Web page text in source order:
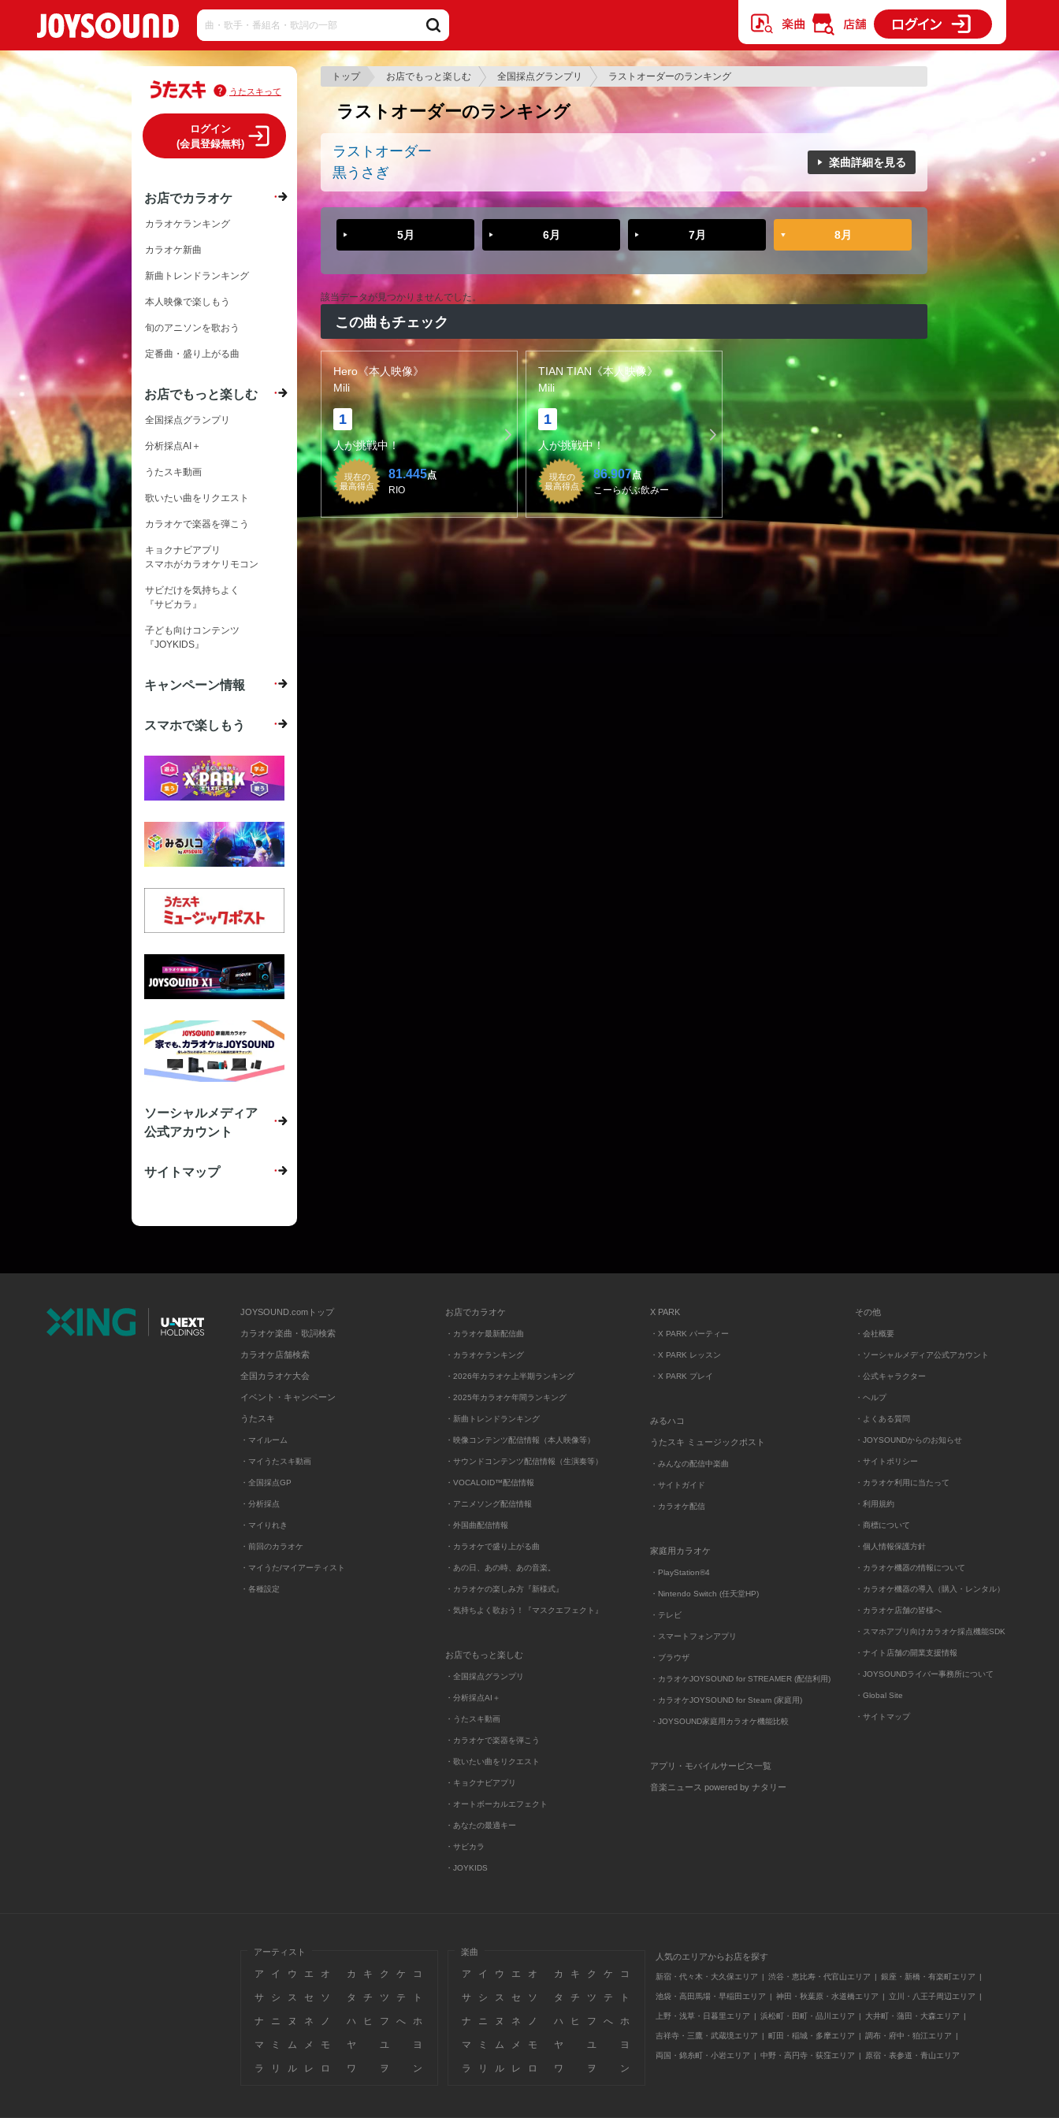
トップ お店でもっと楽しむ 全国採点グランプリ ラストオーダーのランキング
ラストオーダーのランキング
ラストオーダー
黒うさぎ
楽曲詳細を見る
5月 6月 7月 8月
該当データが見つかりませんでした。
この曲もチェック
Hero《本人映像》
Mili
1
人が挑戦中！
現在の
最高得点
81.445点
RIO
TIAN TIAN《本人映像》
Mili
1
人が挑戦中！
現在の
最高得点
86.907点
こーらがぶ飲みー
うたスキって
ログイン
(会員登録無料)
お店でカラオケ
カラオケランキング
カラオケ新曲
新曲トレンドランキング
本人映像で楽しもう
旬のアニソンを歌おう
定番曲・盛り上がる曲
お店でもっと楽しむ
全国採点グランプリ
分析採点AI＋
うたスキ動画
歌いたい曲をリクエスト
カラオケで楽器を弾こう
キョクナビアプリ
スマホがカラオケリモコン
サビだけを気持ちよく
『サビカラ』
子ども向けコンテンツ
『JOYKIDS』
キャンペーン情報
スマホで楽しもう
ソーシャルメディア
公式アカウント
サイトマップ
JOYSOUND.comトップ
カラオケ楽曲・歌詞検索
カラオケ店舗検索
全国カラオケ大会
イベント・キャンペーン
うたスキ
・マイルーム
・マイうたスキ動画
・全国採点GP
・分析採点
・マイりれき
・前回のカラオケ
・マイうた/マイアーティスト
・各種設定
お店でカラオケ
・カラオケ最新配信曲
・カラオケランキング
・2026年カラオケ上半期ランキング
・2025年カラオケ年間ランキング
・新曲トレンドランキング
・映像コンテンツ配信情報（本人映像等）
・サウンドコンテンツ配信情報（生演奏等）
・VOCALOID™配信情報
・アニメソング配信情報
・外国曲配信情報
・カラオケで盛り上がる曲
・あの日、あの時、あの音楽。
・カラオケの楽しみ方『新様式』
・気持ちよく歌おう！『マスクエフェクト』
お店でもっと楽しむ
・全国採点グランプリ
・分析採点AI＋
・うたスキ動画
・カラオケで楽器を弾こう
・歌いたい曲をリクエスト
・キョクナビアプリ
・オートボーカルエフェクト
・あなたの最適キー
・サビカラ
・JOYKIDS
X PARK
・X PARK パーティー
・X PARK レッスン
・X PARK プレイ
みるハコ
うたスキ ミュージックポスト
・みんなの配信中楽曲
・サイトガイド
・カラオケ配信
家庭用カラオケ
・PlayStation®4
・Nintendo Switch (任天堂HP)
・テレビ
・スマートフォンアプリ
・ブラウザ
・カラオケJOYSOUND for STREAMER (配信利用)
・カラオケJOYSOUND for Steam (家庭用)
・JOYSOUND家庭用カラオケ機能比較
アプリ・モバイルサービス一覧
音楽ニュース powered by ナタリー
その他
・会社概要
・ソーシャルメディア公式アカウント
・公式キャラクター
・ヘルプ
・よくある質問
・JOYSOUNDからのお知らせ
・サイトポリシー
・カラオケ利用に当たって
・利用規約
・商標について
・個人情報保護方針
・カラオケ機器の情報について
・カラオケ機器の導入（購入・レンタル）
・カラオケ店舗の皆様へ
・スマホアプリ向けカラオケ採点機能SDK
・ナイト店舗の開業支援情報
・JOYSOUNDライバー事務所について
・Global Site
・サイトマップ
アーティスト
ア イ ウ エ オ カ キ ク ケ コ
サ シ ス セ ソ タ チ ツ テ ト
ナ ニ ヌ ネ ノ ハ ヒ フ へ ホ
マ ミ ム メ モ ヤ ユ ヨ
ラ リ ル レ ロ ワ ヲ ン
楽曲
ア イ ウ エ オ カ キ ク ケ コ
サ シ ス セ ソ タ チ ツ テ ト
ナ ニ ヌ ネ ノ ハ ヒ フ へ ホ
マ ミ ム メ モ ヤ ユ ヨ
ラ リ ル レ ロ ワ ヲ ン
人気のエリアからお店を探す
新宿・代々木・大久保エリア 渋谷・恵比寿・代官山エリア 銀座・新橋・有楽町エリア
池袋・高田馬場・早稲田エリア 神田・秋葉原・水道橋エリア 立川・八王子周辺エリア
上野・浅草・日暮里エリア 浜松町・田町・品川エリア 大井町・蒲田・大森エリア
吉祥寺・三鷹・武蔵境エリア 町田・稲城・多摩エリア 調布・府中・狛江エリア
両国・錦糸町・小岩エリア 中野・高円寺・荻窪エリア 原宿・表参道・青山エリア